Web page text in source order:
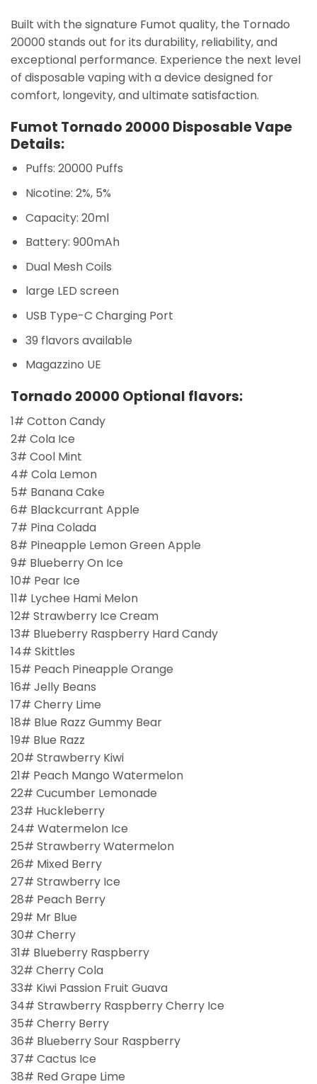
Built with the signature Fumot quality, the Tornado
20000 stands out for its durability, reliability, and
exceptional performance. Experience the next level
of disposable vaping with a device designed for
comfort, longevity, and ultimate satisfaction.
Fumot Tornado 20000 Disposable Vape
Details:
Puffs: 20000 Puffs
Nicotine: 2%, 5%
Capacity: 20ml
Battery: 900mAh
Dual Mesh Coils
large LED screen
USB Type-C Charging Port
39 flavors available
Magazzino UE
Tornado 20000 Optional flavors:
1# Cotton Candy
2# Cola Ice
3# Cool Mint
4# Cola Lemon
5# Banana Cake
6# Blackcurrant Apple
7# Pina Colada
8# Pineapple Lemon Green Apple
9# Blueberry On Ice
10# Pear Ice
11# Lychee Hami Melon
12# Strawberry Ice Cream
13# Blueberry Raspberry Hard Candy
14# Skittles
15# Peach Pineapple Orange
16# Jelly Beans
17# Cherry Lime
18# Blue Razz Gummy Bear
19# Blue Razz
20# Strawberry Kiwi
21# Peach Mango Watermelon
22# Cucumber Lemonade
23# Huckleberry
24# Watermelon Ice
25# Strawberry Watermelon
26# Mixed Berry
27# Strawberry Ice
28# Peach Berry
29# Mr Blue
30# Cherry
31# Blueberry Raspberry
32# Cherry Cola
33# Kiwi Passion Fruit Guava
34# Strawberry Raspberry Cherry Ice
35# Cherry Berry
36# Blueberry Sour Raspberry
37# Cactus Ice
38# Red Grape Lime